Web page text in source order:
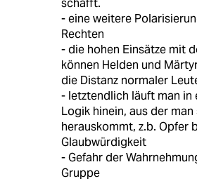
- eine weitere
Rechten
- die hohen Einsätze mit
können Helden und
die Distanz normaler
- letztendlich läuft man in
Logik hinein, aus der man
herauskommt, z.b. Opfer
Glaubwürdigkeit
- Gefahr der
Gruppe